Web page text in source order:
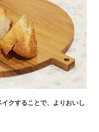
クすることで、よりおいし